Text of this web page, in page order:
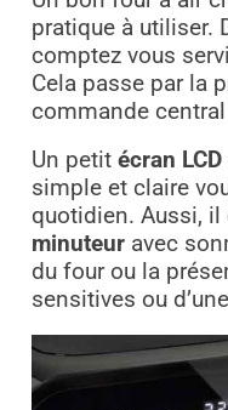
pratique à utiliser.
comptez vous
Cela passe par la
commande
Un petit écran LCD
simple et claire
quotidien. Aussi, il
minuteuravec
du four ou la
sensitives ou